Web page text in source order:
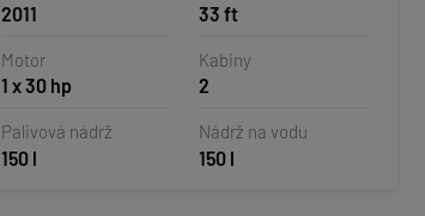
2011 33 ft
Motor
1 x 30 hp
Kabiny
2
Palivová nádrž
150 l
Nádrž na vodu
150 l